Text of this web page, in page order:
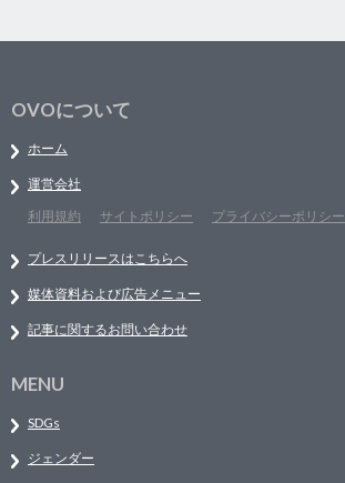
OVOについて
ホーム
運営会社
利用規約
サイトポリシー プライバシーポリシー
プレスリリースはこちらへ
媒体資料および広告メニュー
記事に関するお問い合わせ
MENU
SDGs
ジェンダー